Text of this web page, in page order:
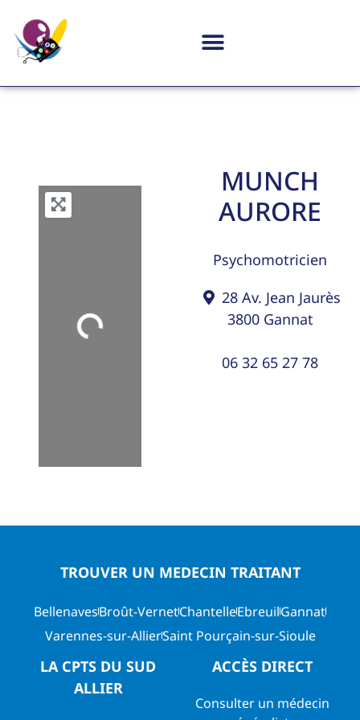
Loading...
MUNCH
AURORE
Psychomotricien
28 Av. Jean Jaurès
3800 Gannat
06 32 65 27 78
TROUVER UN MEDECIN TRAITANT
BellenavesBroût-VernetChantelleEbreuilGannat
Varennes-sur-AllierSaint Pourçain-sur-Sioule
LA CPTS DU SUD
ALLIER
ACCÈS DIRECT
Consulter un médecin